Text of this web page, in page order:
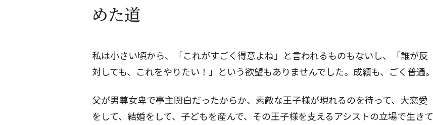
めた道
私は小さい頃から、「これがすごく得意よね」と言われるものもないし、「誰が反
対しても、これをやりたい！」という欲望もありませんでした。成績も、ごく普通。
父が男尊女卑で亭主関白だったからか、素敵な王子様が現れるのを待って、大恋愛
をして、結婚をして、子どもを産んで、その王子様を支えるアシストの立場で生きて